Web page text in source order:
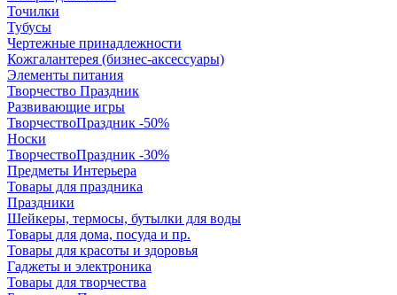
Точилки
Тубусы
Чертежные принадлежности
Кожгалантерея (бизнес-аксессуары)
Элементы питания
Творчество Праздник
Развивающие игры
ТворчествоПраздник -50%
Носки
ТворчествоПраздник -30%
Предметы Интерьера
Товары для праздника
Праздники
Шейкеры, термосы, бутылки для воды
Товары для дома, посуда и пр.
Товары для красоты и здоровья
Гаджеты и электроника
Товары для творчества